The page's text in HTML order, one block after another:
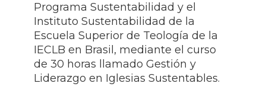
Programa Sustentabilidad y el
Instituto Sustentabilidad de la
Escuela Superior de Teología de la
IECLB en Brasil, mediante el curso
de 30 horas llamado Gestión y
Liderazgo en Iglesias Sustentables.